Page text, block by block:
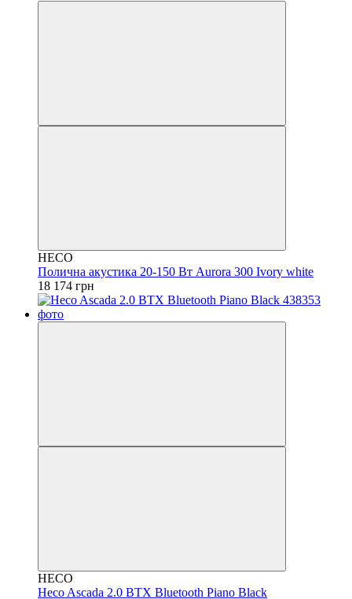
HECO
Полична акустика 20-150 Вт Aurora 300 Ivory white
18 174 грн
HECO
Heco Ascada 2.0 BTX Bluetooth Piano Black